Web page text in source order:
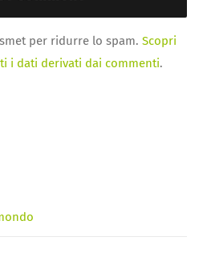
per ridurre lo spam. Scopri
i dati derivati dai commenti.